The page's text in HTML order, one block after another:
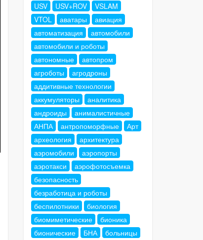
USV
USV+ROV
VSLAM
VTOL
аватары
авиация
автоматизация
автомобили
автомобили и роботы
автономные
автопром
агроботы
агродроны
аддитивные технологии
аккумуляторы
аналитика
андроиды
анималистичные
АНПА
антропоморфные
Арт
археология
архитектура
аэромобили
аэропорты
аэротакси
аэрофотосъемка
безопасность
безработица и роботы
беспилотники
биология
биомиметические
бионика
бионические
БНА
больницы